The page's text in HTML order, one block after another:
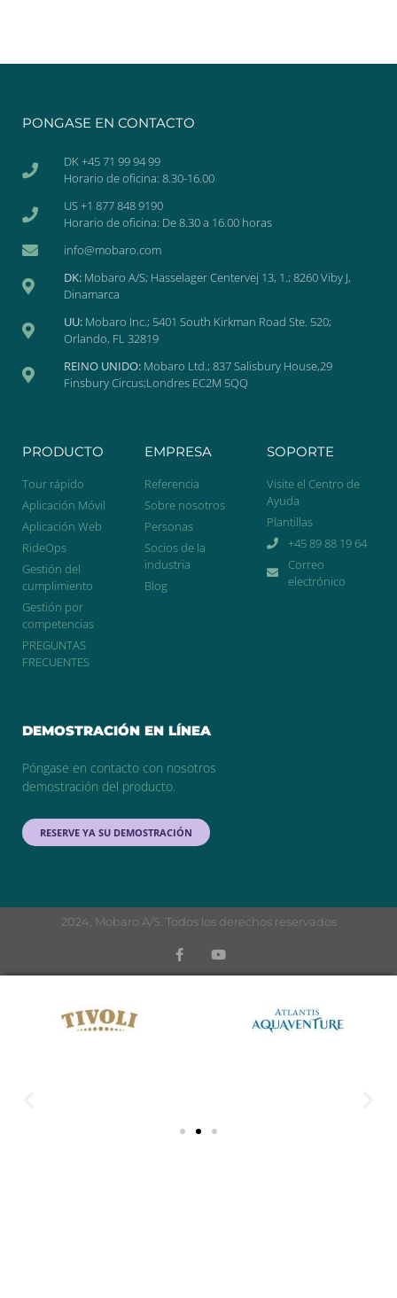
PONGASE EN CONTACTO
DK +45 71 99 94 99
Horario de oficina: 8.30-16.00
US +1 877 848 9190
Horario de oficina: De 8.30 a 16.00 horas
info@mobaro.com
DK: Mobaro A/S; Hasselager Centervej 13, 1.; 8260 Viby J,
Dinamarca
UU: Mobaro Inc.; 5401 South Kirkman Road Ste. 520;
Orlando, FL 32819
REINO UNIDO: Mobaro Ltd.; 837 Salisbury House,29
Finsbury Circus;Londres EC2M 5QQ
PRODUCTO
Tour rápido
Aplicación Móvil
Aplicación Web
RideOps
Gestión del
cumplimiento
Gestión por
competencias
PREGUNTAS
FRECUENTES
EMPRESA
Referencia
Sobre nosotros
Personas
Socios de la
industria
Blog
SOPORTE
Visite el Centro de
Ayuda
Plantillas
+45 89 88 19 64
Correo
electrónico
DEMOSTRACIÓN EN LÍNEA
Póngase en contacto con nosotros
demostración del producto.
RESERVE YA SU DEMOSTRACIÓN
2024, Mobaro A/S. Todos los derechos reservados